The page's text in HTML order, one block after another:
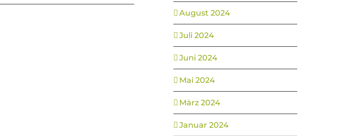
August 2024
Juli 2024
Juni 2024
Mai 2024
März 2024
Januar 2024